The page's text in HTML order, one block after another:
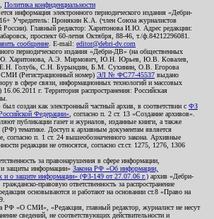
Политика конфиденциальности
информация электронного периодического издания «Дебри-
Учредитель: Пронякин К.А. (член Союза журналистов
России). Главный редактор: Харитонова И.Ю. Адрес редакции:
проспект 60-летия Октября, 88-46, т./ф.84212296081.
сообщение . E-mail: editor@debri-dv.com
периодического издания «Дебри-ДВ» (на общественных
Харитонова, А.Э. Мирмович, Ю.Н. Юрьев, Ю.В. Ковалев,
Голубь, С.Н. Бурындин, Б.М. Сухинин, О.В. Егорова
СМИ (Регистрационный номер) ЭЛ № ФС77-45537 выдано
в сфере связи, информационных технологий и массовых
г. Территория распространения: Российская
создан как электронный частный архив, в соответствии с ФЗ
Федерации» , согласно п. 2 ст. 13 «Создание архивов».
публикации газет и журналов, изданные книги, а также
(РФ) тематике. Доступ к архивным документам является
согласно п. 1 ст. 24 вышеобозначенного закона. Архивные
редакции не относятся, согласно ст.ст. 1275, 1276, 1306
за правонарушения в сфере информации,
защиты информации» Закона РФ «Об информации,
и о защите информации» (ФЗ-149 от 27.07.06 г.) архив «Дебри-
правовую ответственность за распространение
основываются и работают на основании ст.8 «Право на
РФ «О СМИ», «Редакция, главный редактор, журналист не несут
сведений, не соответствующих действительности и